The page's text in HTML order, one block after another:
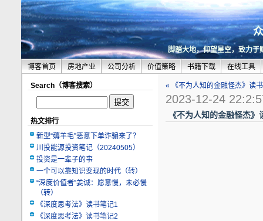
脚踏大地，仰望星空，致力于
博客首页 房地产业 公司分析 价值策略 书籍下载 在线工具
Search（博客搜索）
热文排行
新型“薅羊毛”恶意下单诈骗来了？
川投能源投资笔记（20240505）
投资是一辈子的事
一个可以靠知识变现的时代（转）
“深度价值者”姜诚：愿意慢，未必慢
（转）
《深度思考法》读书笔记1
《深度思考法》读书笔记2
« 《不为人知的金融怪杰》读
2023-12-24
《不为人知的金融怪杰